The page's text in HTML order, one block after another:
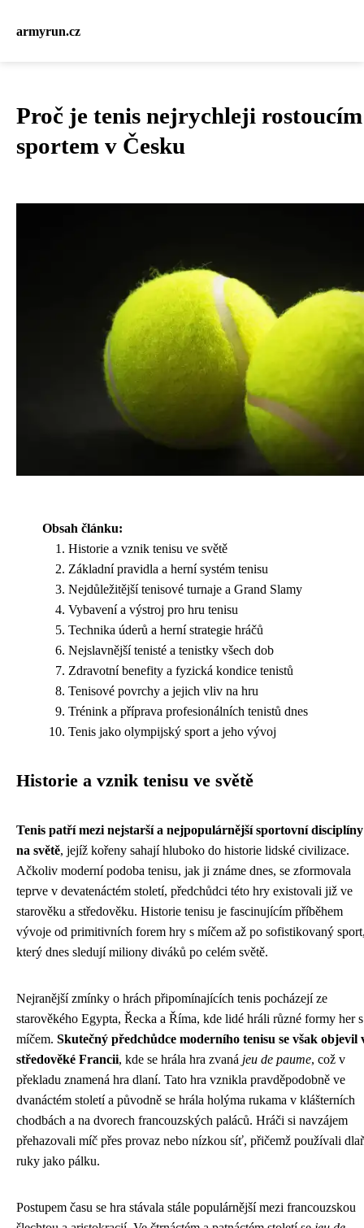
armyrun.cz
Proč je tenis nejrychleji rostoucím
sportem v Česku
Obsah článku:
Historie a vznik tenisu ve světě
Základní pravidla a herní systém tenisu
Nejdůležitější tenisové turnaje a Grand Slamy
Vybavení a výstroj pro hru tenisu
Technika úderů a herní strategie hráčů
Nejslavnější tenisté a tenistky všech dob
Zdravotní benefity a fyzická kondice tenistů
Tenisové povrchy a jejich vliv na hru
Trénink a příprava profesionálních tenistů dnes
Tenis jako olympijský sport a jeho vývoj
Historie a vznik tenisu ve světě
Tenis patří mezi nejstarší a nejpopulárnější sportovní disciplíny
na světě, jejíž kořeny sahají hluboko do historie lidské civilizace.
Ačkoliv moderní podoba tenisu, jak ji známe dnes, se zformovala
teprve v devatenáctém století, předchůdci této hry existovali již ve
starověku a středověku. Historie tenisu je fascinujícím příběhem
vývoje od primitivních forem hry s míčem až po sofistikovaný
který dnes sledují miliony diváků po celém světě.
Nejranější zmínky o hrách připomínajících tenis pocházejí ze
starověkého Egypta, Řecka a Říma, kde lidé hráli různé formy her s
míčem. Skutečný předchůdce moderního tenisu se však objevil
středověké Francii, kde se hrála hra zvaná jeu de paume, což v
překladu znamená hra dlaní. Tato hra vznikla pravděpodobně ve
dvanáctém století a původně se hrála holýma rukama v klášterních
chodbách a na dvorech francouzských paláců. Hráči si navzájem
přehazovali míč přes provaz nebo nízkou síť, přičemž používali
ruky jako pálku.
Postupem času se hra stávala stále populárnější mezi francouzskou